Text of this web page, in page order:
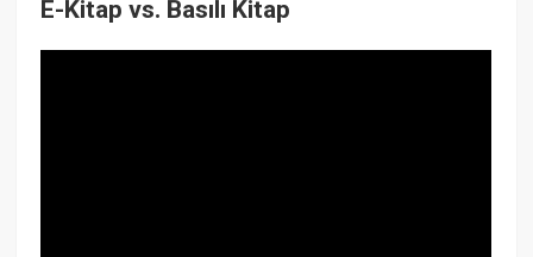
E-Kitap vs. Basılı Kitap